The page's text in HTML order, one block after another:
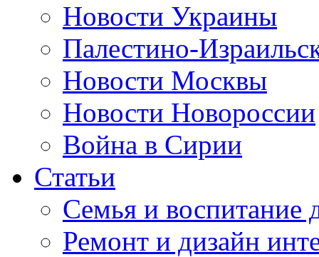
Новости Украины
Палестино-
Новости Москвы
Новости Новороссии
Война в Сирии
Статьи
Семья и воспитание
Ремонт и дизайн